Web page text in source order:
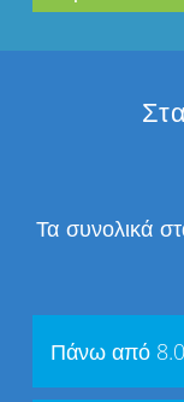
Τα συνολικά
Πάνω από